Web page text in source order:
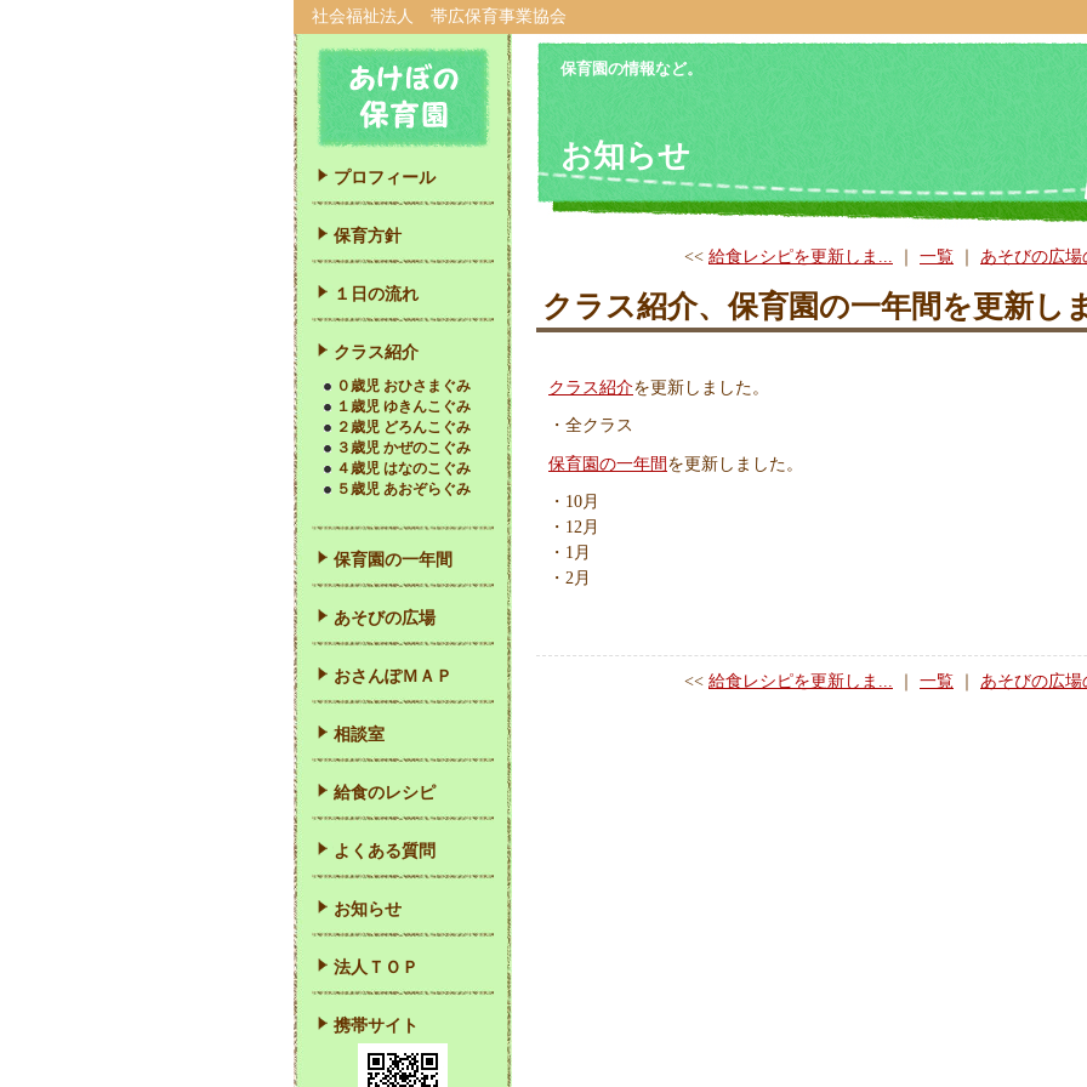
社会福祉法人 帯広保育事業協会
保育園の情報など。
お知らせ
<< 給食レシピを更新しま... 一覧 あそびの広場
クラス紹介、保育園の一年間を更新し
クラス紹介を更新しました。
・全クラス
保育園の一年間 を更新しました。
・10月
・12月
・1月
・2月
<< 給食レシピを更新しま... 一覧 あそびの広場
プロフィール
保育方針
１日の流れ
クラス紹介
０歳児 おひさまぐみ
１歳児 ゆきんこぐみ
２歳児 どろんこぐみ
３歳児 かぜのこぐみ
４歳児 はなのこぐみ
５歳児 あおぞらぐみ
保育園の一年間
あそびの広場
おさんぽＭＡＰ
相談室
給食のレシピ
よくある質問
お知らせ
法人ＴＯＰ
携帯サイト